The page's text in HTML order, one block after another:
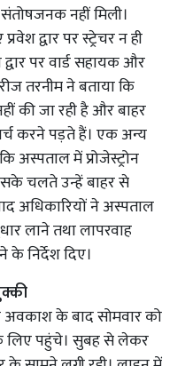
नहीं मिली।
द्वार पर स्ट्रेचर न ही
पर वार्ड सहायक और
तरनीम ने बताया कि
की जा रही है और बाहर
करने पड़ते हैं। एक अन्य
में प्रोजेस्ट्रोन
चलते उन्हें बाहर से
अधिकारियों ने अस्पताल
लाने तथा लापरवाह
के निर्देश दिए।
अवकाश के बाद सोमवार को
लिए पहुंचे। सुबह से लेकर